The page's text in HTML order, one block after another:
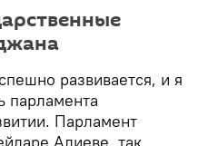
развивается, и я
парламента
Парламент
Алиеве, так